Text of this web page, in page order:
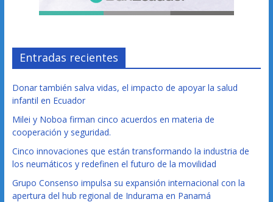
Entradas recientes
Donar también salva vidas, el impacto de apoyar la salud
infantil en Ecuador
Milei y Noboa firman cinco acuerdos en materia de
cooperación y seguridad.
Cinco innovaciones que están transformando la industria de
los neumáticos y redefinen el futuro de la movilidad
Grupo Consenso impulsa su expansión internacional con la
apertura del hub regional de Indurama en Panamá